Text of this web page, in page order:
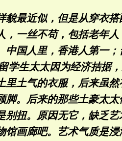
貌最近似，但是从穿衣
，一丝不苟，包括老年
中国人里，香港人第一
学生太太因为经济拮据
里土气的衣服，后来虽
脚。后来的那些土豪太
别扭。原因无它，缺乏
馆画廊吧。艺术气质是